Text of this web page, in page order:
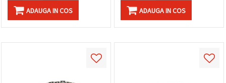
ADAUGA IN COS ADAUGA IN COS